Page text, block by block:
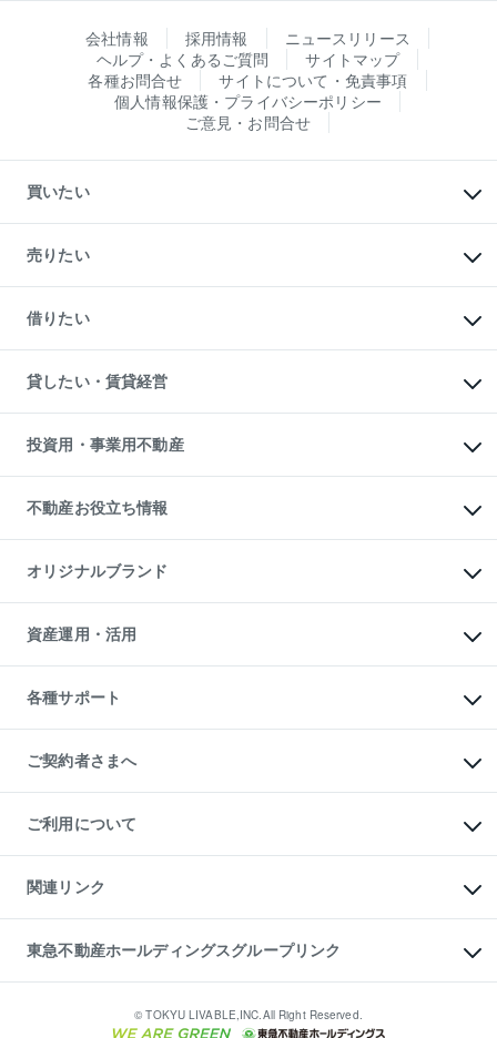
会社情報 採用情報
ニュースリリース
ヘルプ・よくあるご質問
サイトマップ
各種お問合せ
サイトについて・免責事項
個人情報保護・プライバシーポリシー
ご意見・お問合せ
買いたい
新築・分譲マンションの購入
中古マンションの購入
一戸建ての購入
中古一戸建ての購入
不動産購入の流れ
注目キーワード物件特集
購入ガイド
English 繁体中文簡体中文
売りたい
一戸建ての売却・査定
土地の売却・査定
スピードAI査定
不動産査定について
不動産売却の流れ
不動産買換えの流れ
売却ガイド
借りたい
オフィス・店舗の賃貸
借りるときの流れ
借りるガイド
貸したい・賃貸経営
マンション賃料データ
賃貸管理プラン
リロケーションについて
貸すガイド
投資用・事業用不動産
事業用不動産
マンション投資
投資用マンション
アパート経営
収益物件
ビル購入（ビル一棟）
投資用不動産の売却査定
事業用不動産の売却査定
不動産お役立ち情報
マンションライブラリー
人気マンションランキング
暮らしに役立つ不動産メディア
不動産相場・不動産価格情報
不動産コラム・ニュース
不動産用語集
不動産なんでもネット相談室
住まいの税金
オリジナルブランド
一棟リノベーションマンション
L`GENTE（ルジェンテ）
区分リノベーションマンション
投資用一棟レジデンスWELL
不動産小口投資
LEGACIA（レガシア）
資産運用・活用
不動産M&A
アセットマネジメント・出資
各種サポート
相続サポート
リフォームサポート
ご契約者さまへ
ご紹介・再契約特典
入居者様専用-各種ご案内（賃貸）
東急こすもす会「こすもすWeb」
ご利用について
金融商品取引について
東急リバブル ソーシャルメディアポリシー
ご意見・お問い合わせ（金融商品取引専用の相談・お問い合わせ窓口）
ダイレクトメール（郵送物）・Eメールなどの送付停止について
関連リンク
これからご結婚される方に東急百貨店のブライダルクラブ
人材サービスのご用命は 東急リバブルスタッフ株式会社まで
東北の逸品を贈ります 東北すぐれものセレクション
東急不動産ホールディングスグループリンク
東急コミュニティー© TOKYU LIVABLE,INC.All Right Reserved.